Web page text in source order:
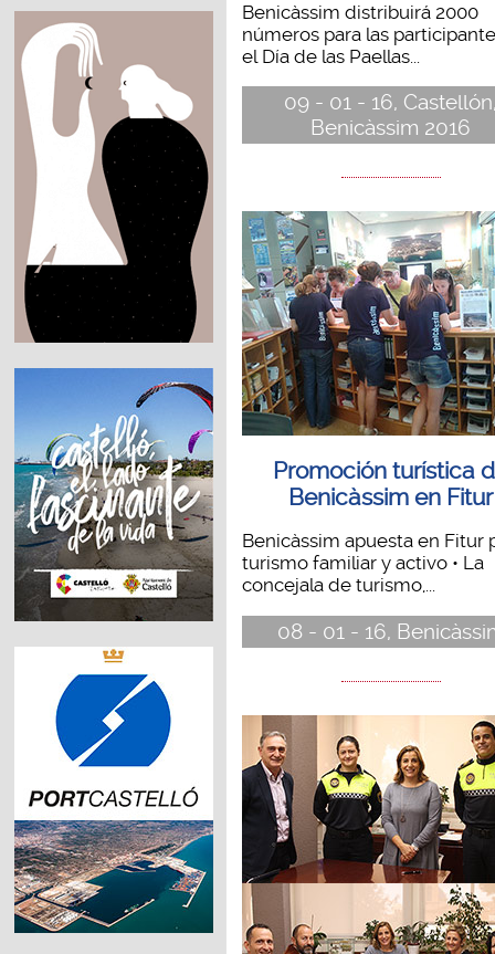
Benicàssim distribuirá 2000
números para las
el Día de las Paellas...
09 - 01 - 16,
Benicàssim 2016
Promoción turística
Benicàssim en Fitur
Benicàssim apuesta en Fitur
turismo familiar y activo • La
concejala de turismo,...
08 - 01 - 16,